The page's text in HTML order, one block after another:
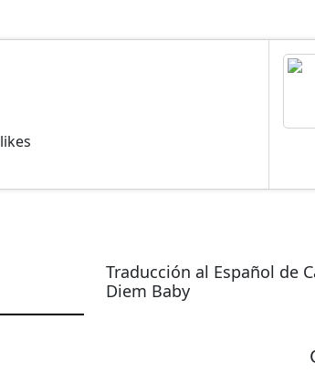
likes
Traducción al Español de
Diem Baby